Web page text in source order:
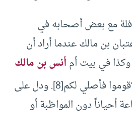
مع بعض أصحابه في
بن مالك عندما أراد أن
في بيت أمأنس بن مالك
: “قوموا فأصلي لكم[8]. ودل على
أحياناً دون المواظبة أو